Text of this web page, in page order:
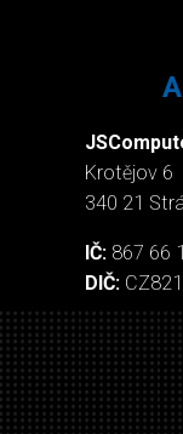
Krotějov 6
340 21
IČ: 867 66
DIČ: